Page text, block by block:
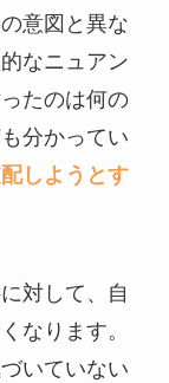
意図と異な
なニュアン
たのは何の
分かってい
しようとす
対して、自
なります。
いていない